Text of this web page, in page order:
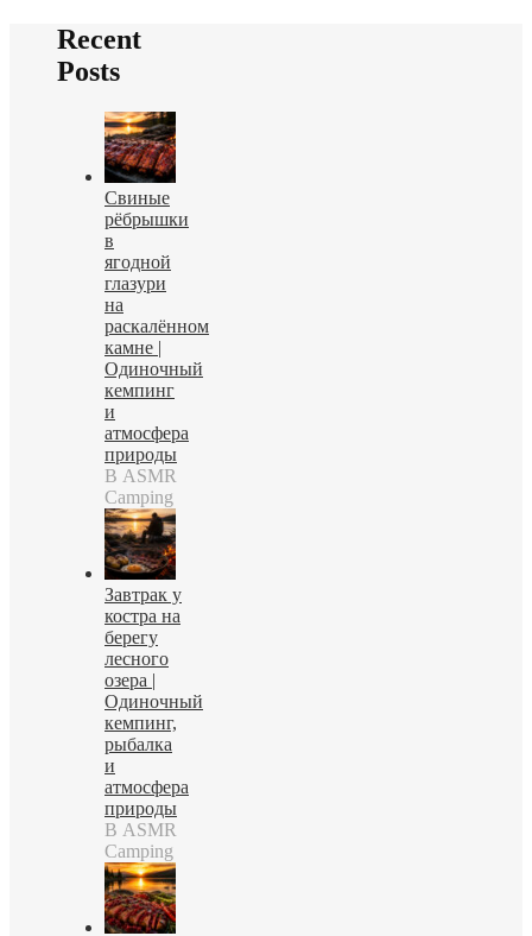
Recent
Posts
Свиные
рёбрышки
в
ягодной
глазури
на
раскалённом
камне |
Одиночный
кемпинг
и
атмосфера
природы
В ASMR
Camping
Завтрак у
костра на
берегу
лесного
озера |
Одиночный
кемпинг,
рыбалка
и
атмосфера
природы
В ASMR
Camping